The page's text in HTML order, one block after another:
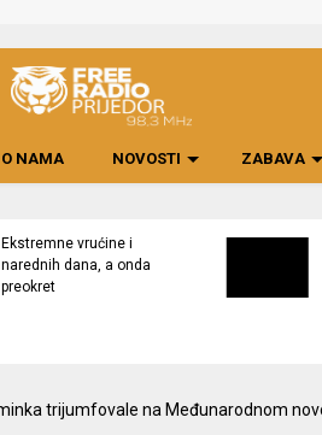
O NAMA NOVOSTI ZABAVA
Ekstremne vrućine i
narednih dana, a onda
preokret